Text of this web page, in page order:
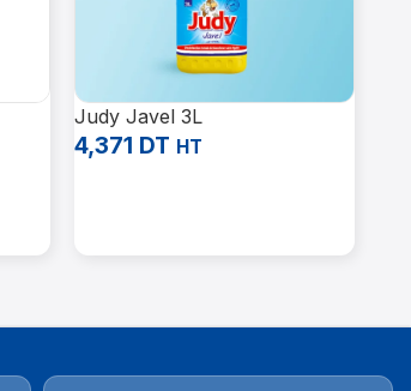
Judy Javel 3L
4,371 DT HT